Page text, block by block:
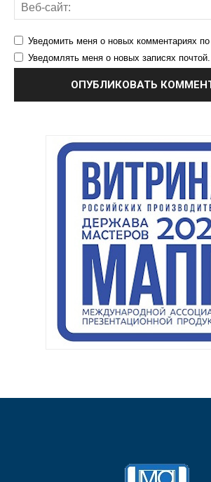
Уведомить меня о новых комментариях
Уведомлять меня о новых записях почтой.